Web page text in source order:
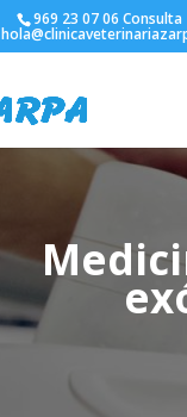
969 23 07 06 Consulta